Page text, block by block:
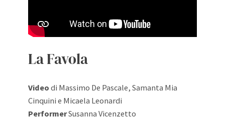
La Favola
Video di Massimo De Pascale, Samanta Mia
Cinquini e Micaela Leonardi
PerformerSusanna Vicenzetto